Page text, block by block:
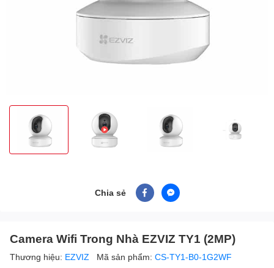
Chia sẻ
Camera Wifi Trong Nhà EZVIZ TY1 (2MP)
Thương hiệu: EZVIZ Mã sản phẩm: CS-TY1-B0-1G2WF